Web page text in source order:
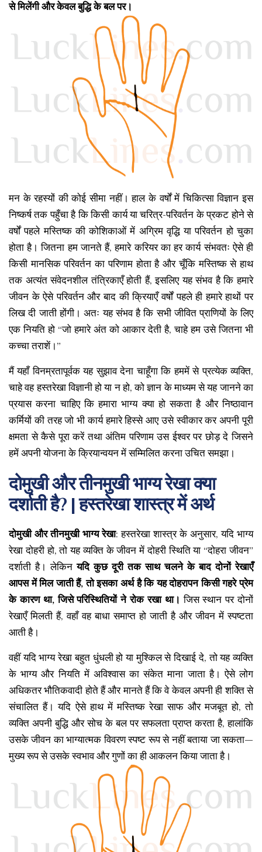
से मिलेंगी और केवल बुद्धि के बल पर।
मन के रहस्यों की कोई सीमा नहीं। हाल के वर्षों में चिकित्सा विज्ञान इस
निष्कर्ष तक पहुँचा है कि किसी कार्य या चरित्र-परिवर्तन के प्रकट होने से
वर्षों पहले मस्तिष्क की कोशिकाओं में अग्रिम वृद्धि या परिवर्तन हो चुका
होता है। जितना हम जानते हैं, हमारे करियर का हर कार्य संभवतः ऐसे ही
किसी मानसिक परिवर्तन का परिणाम होता है और चूँकि मस्तिष्क से हाथ
तक अत्यंत संवेदनशील तंत्रिकाएँ होती हैं, इसलिए यह संभव है कि हमारे
जीवन के ऐसे परिवर्तन और बाद की क्रियाएँ वर्षों पहले ही हमारे हाथों पर
लिख दी जाती होंगी। अतः यह संभव है कि सभी जीवित प्राणियों के लिए
एक नियति हो “जो हमारे अंत को आकार देती है, चाहे हम उसे जितना भी
कच्चा तराशें।”
मैं यहाँ विनम्रतापूर्वक यह सुझाव देना चाहूँगा कि हममें से प्रत्येक व्यक्ति,
चाहे वह हस्तरेखा विज्ञानी हो या न हो, को ज्ञान के माध्यम से यह जानने का
प्रयास करना चाहिए कि हमारा भाग्य क्या हो सकता है और निष्ठावान
कर्मियों की तरह जो भी कार्य हमारे हिस्से आए उसे स्वीकार कर अपनी पूरी
क्षमता से कैसे पूरा करें तथा अंतिम परिणाम उस ईश्वर पर छोड़ दे जिसने
हमें अपनी योजना के क्रियान्वयन में सम्मिलित करना उचित समझा।
दोमुखी और तीनमुखी भाग्य रेखा क्या
दर्शाती है? | हस्तरेखा शास्त्र में अर्थ
दोमुखी और तीनमुखी भाग्य रेखा: हस्तरेखा शास्त्र के अनुसार, यदि भाग्य
रेखा दोहरी हो, तो यह व्यक्ति के जीवन में दोहरी स्थिति या “दोहरा जीवन”
दर्शाती है। लेकिनयदि कुछ दूरी तक साथ चलने के बाद दोनों रेखाएँ
आपस में मिल जाती हैं, तो इसका अर्थ है कि यह दोहरापन किसी गहरे प्रेम
के कारण था, जिसे परिस्थितियों ने रोक रखा था। जिस स्थान पर दोनों
रेखाएँ मिलती हैं, वहाँ वह बाधा समाप्त हो जाती है और जीवन में स्पष्टता
आती है।
वहीं यदि भाग्य रेखा बहुत धुंधली हो या मुश्किल से दिखाई दे, तो यह व्यक्ति
के भाग्य और नियति में अविश्वास का संकेत माना जाता है। ऐसे लोग
अधिकतर भौतिकवादी होते हैं और मानते हैं कि वे केवल अपनी ही शक्ति से
संचालित हैं। यदि ऐसे हाथ में मस्तिष्क रेखा साफ और मजबूत हो, तो
व्यक्ति अपनी बुद्धि और सोच के बल पर सफलता प्राप्त करता है, हालांकि
उसके जीवन का भाग्यात्मक विवरण स्पष्ट रूप से नहीं बताया जा सकता—
मुख्य रूप से उसके स्वभाव और गुणों का ही आकलन किया जाता है।